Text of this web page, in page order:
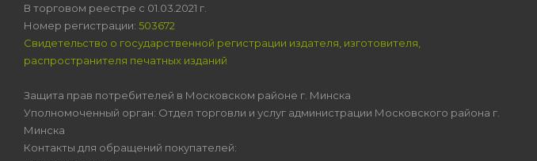
В торговом реестре с 01.03.2021 г.
Номер регистрации: 503672
Свидетельство о государственной регистрации издателя, изготовителя,
распространителя печатных изданий
Защита прав потребителей в Московском районе г. Минска
Уполномоченный орган: Отдел торговли и услуг администрации Московского района г.
Минска
Контакты для обращений покупателей: